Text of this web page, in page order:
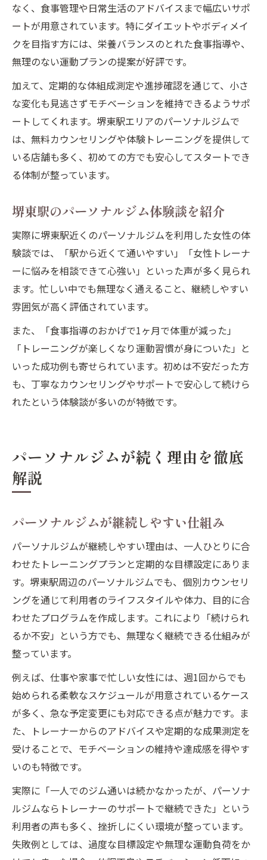
なく、食事管理や日常生活のアドバイスまで幅広いサポ
ートが用意されています。特にダイエットやボディメイ
クを目指す方には、栄養バランスのとれた食事指導や、
無理のない運動プランの提案が好評です。
加えて、定期的な体組成測定や進捗確認を通じて、小さ
な変化も見逃さずモチベーションを維持できるようサポ
ートしてくれます。堺東駅エリアのパーソナルジムで
は、無料カウンセリングや体験トレーニングを提供して
いる店舗も多く、初めての方でも安心してスタートでき
る体制が整っています。
堺東駅のパーソナルジム体験談を紹介
実際に堺東駅近くのパーソナルジムを利用した女性の体
験談では、「駅から近くて通いやすい」「女性トレーナ
ーに悩みを相談できて心強い」といった声が多く見られ
ます。忙しい中でも無理なく通えること、継続しやすい
雰囲気が高く評価されています。
また、「食事指導のおかげで1ヶ月で体重が減った」
「トレーニングが楽しくなり運動習慣が身についた」と
いった成功例も寄せられています。初めは不安だった方
も、丁寧なカウンセリングやサポートで安心して続けら
れたという体験談が多いのが特徴です。
パーソナルジムが続く理由を徹底
解説
パーソナルジムが継続しやすい仕組み
パーソナルジムが継続しやすい理由は、一人ひとりに合
わせたトレーニングプランと定期的な目標設定にありま
す。堺東駅周辺のパーソナルジムでも、個別カウンセリ
ングを通じて利用者のライフスタイルや体力、目的に合
わせたプログラムを作成します。これにより「続けられ
るか不安」という方でも、無理なく継続できる仕組みが
整っています。
例えば、仕事や家事で忙しい女性には、週1回からでも
始められる柔軟なスケジュールが用意されているケース
が多く、急な予定変更にも対応できる点が魅力です。ま
た、トレーナーからのアドバイスや定期的な成果測定を
受けることで、モチベーションの維持や達成感を得やす
いのも特徴です。
実際に「一人でのジム通いは続かなかったが、パーソナ
ルジムならトレーナーのサポートで継続できた」という
利用者の声も多く、挫折しにくい環境が整っています。
失敗例としては、過度な目標設定や無理な運動負荷をか